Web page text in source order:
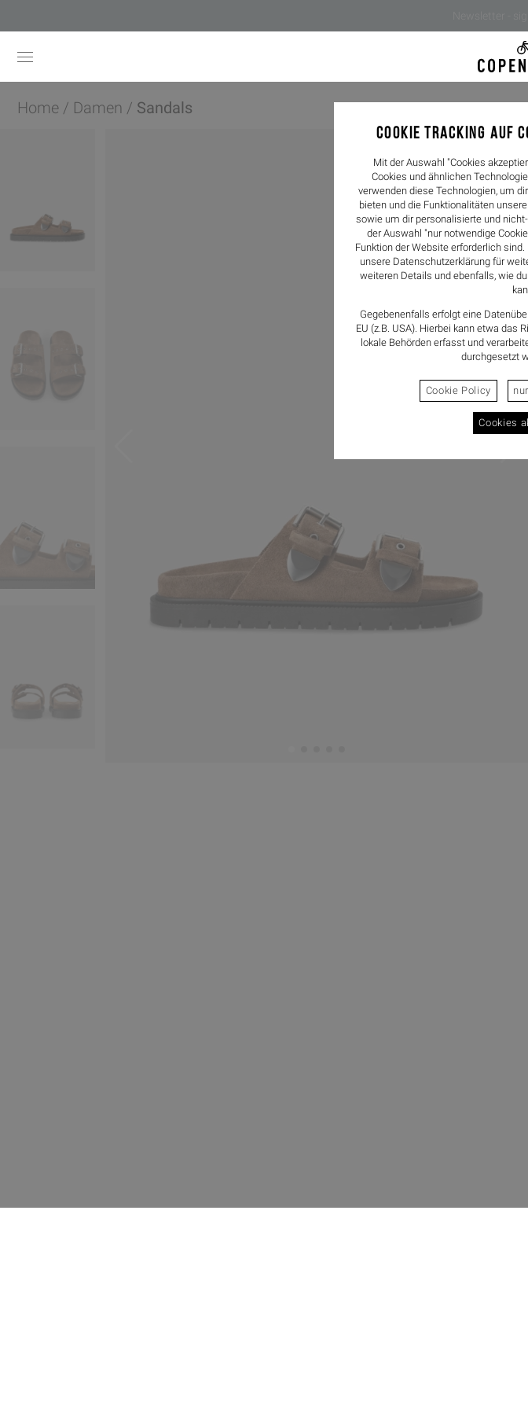
COOKIE TRACKING AUF
Mit der Auswahl "Cookies
Cookies und ähnlichen
verwenden diese Technologien, um
bieten und die Funktionalitäten
sowie um dir personalisierte und
der Auswahl "nur notwendige
Funktion der Website erforderlich
unsere Datenschutzerklärung für
weiteren Details und ebenfalls, wie
Gegebenenfalls erfolgt eine
EU (z.B. USA). Hierbei kann etwa das
lokale Behörden erfasst und
durchgesetzt
Cookie Policy
Cookies
Home / Damen / Sandals